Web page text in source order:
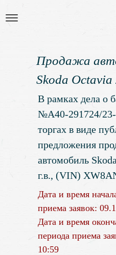
Продажа
Skoda Octavia
В рамках дела о
№А40-291724/
торгах в виде
предложения
автомобиль
г.в., (VIN)
Дата и время
приема заявок:
Дата и время
периода приема
10:59